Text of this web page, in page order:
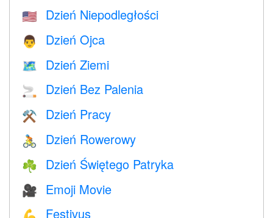
🇺🇸 Dzień Niepodległości
👨 Dzień Ojca
🗺️ Dzień Ziemi
🚬 Dzień Bez Palenia
⚒️ Dzień Pracy
🚴 Dzień Rowerowy
☘️ Dzień Świętego Patryka
🎥 Emoji Movie
Festivus